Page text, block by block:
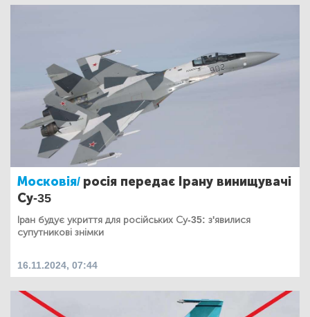
Московія/ росія передає Ірану винищувачі
Су-35
Іран будує укриття для російських Су-35: з'явилися
супутникові знімки
16.11.2024, 07:44